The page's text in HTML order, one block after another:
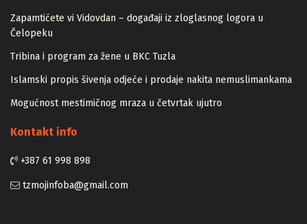
Zapamtićete vi Vidovdan – događaji iz zloglasnog logora u
Čelopeku
Tribina i program za žene u BKC Tuzla
Islamski propis šivenja odjeće i prodaje nakita nemuslimankama
Mogućnost mestimičnog mraza u četvrtak ujutro
Kontakt info
+387 61 998 898
tzmojinfoba@gmail.com